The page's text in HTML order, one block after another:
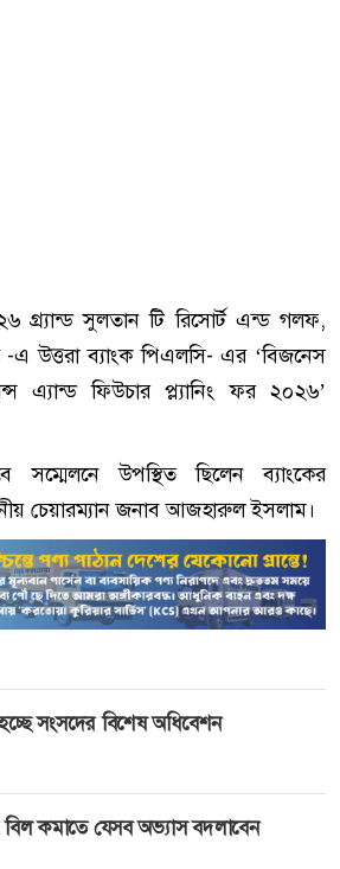
গ্র্যান্ড সুলতান টি রিসোর্ট এন্ড গলফ,
-এ উত্তরা ব্যাংক পিএলসি- এর ‘বিজনেস
এ্যান্ড ফিউচার প্ল্যানিং ফর ২০২৬ʼ
সম্মেলনে উপস্থিত ছিলেন ব্যাংকের
চেয়ারম্যান জনাব আজহারুল ইসলাম।
সংসদের বিশেষ অধিবেশন
বিল কমাতে যেসব অভ্যাস বদলাবেন